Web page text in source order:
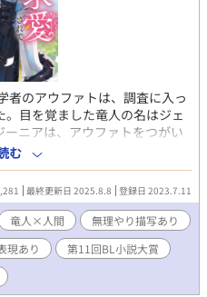
者のアウファトは、調査に入っ
目を覚ました竜人の名はジェ
ニアは、アウファトをつがい
したアウファトはともに過ごす
。つがいになるつもりの無い
していた。しかし、ジェジーニ
ェジーニアの出生と、国に起
らないアウファトは、ジェジ
か？ 純粋無垢な訳あり竜人×絆
理矢理描写が少しだけありま
よびそれに準ずる表現がある
第11回ＢＬ小説大賞にて奨励
む
最終更新日 2025.8.8 登録日 2023.7.11
竜人×人間
無理やり描写あり
現あり
第11回BL小説大賞